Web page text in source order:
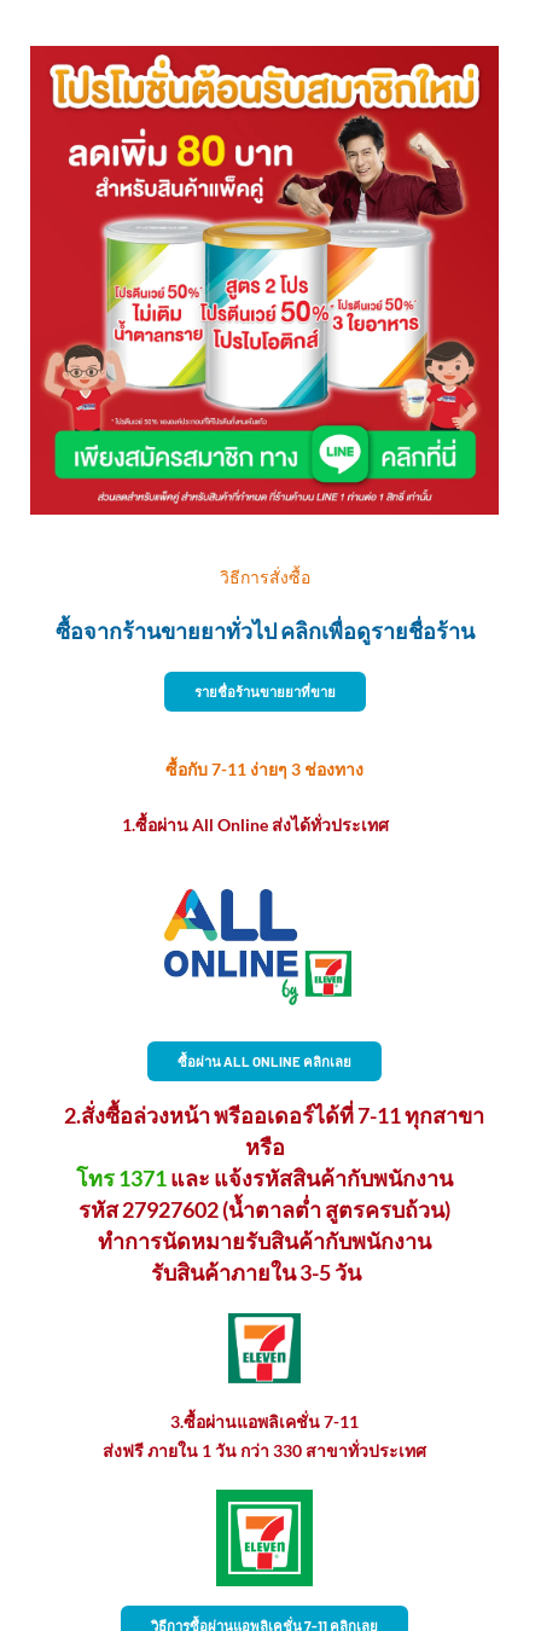
วิธีการสั่งซื้อ
ซื้อจากร้านขายยาทั่วไป คลิกเพื่อดูรายชื่อร้าน
รายชื่อร้านขายยาที่ขาย
ซื้อกับ 7-11 ง่ายๆ 3 ช่องทาง
1.ซื้อผ่าน All Online ส่งได้ทั่วประเทศ
ซื้อผ่าน ALL ONLINE คลิกเลย
2.สั่งซื้อล่วงหน้า พรีออเดอร์ได้ที่ 7-11 ทุกสาขา
หรือ
โทร 1371และ แจ้งรหัสสินค้ากับพนักงาน
รหัส 27927602 (น้ำตาลต่ำ สูตรครบถ้วน)
ทำการนัดหมายรับสินค้ากับพนักงาน
รับสินค้าภายใน 3-5 วัน
3.ซื้อผ่านแอพลิเคชั่น 7-11
ส่งฟรี ภายใน 1 วัน กว่า 330 สาขาทั่วประเทศ
วิธีการซื้อผ่านแอพลิเคชั่น 7-11 คลิกเลย